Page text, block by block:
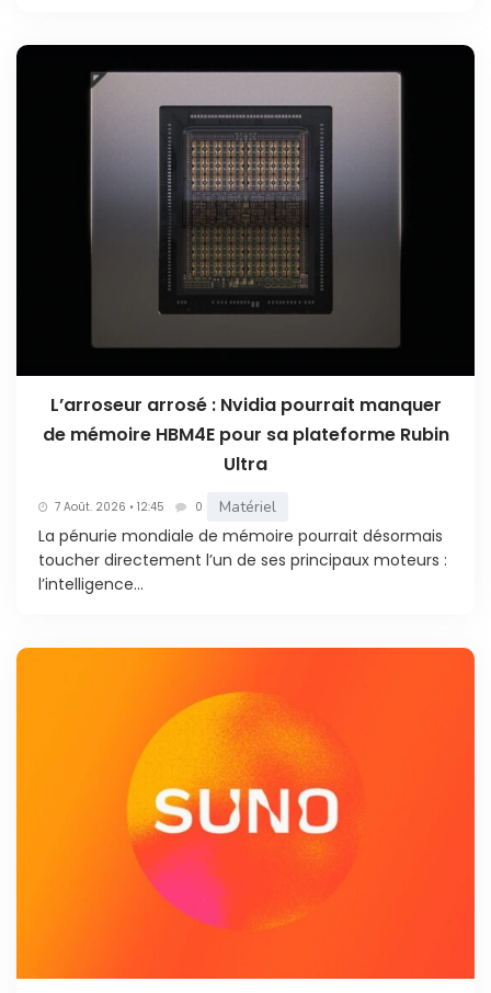
L’arroseur arrosé : Nvidia pourrait manquer
de mémoire HBM4E pour sa plateforme Rubin
Ultra
7 Août. 2026 • 12:45 0 Matériel
La pénurie mondiale de mémoire pourrait désormais
toucher directement l’un de ses principaux moteurs :
l’intelligence...